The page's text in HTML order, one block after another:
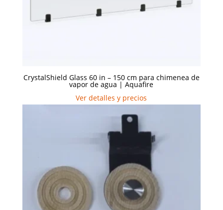
CrystalShield Glass 60 in – 150 cm para chimenea de
vapor de agua | Aquafire
Ver detalles y precios